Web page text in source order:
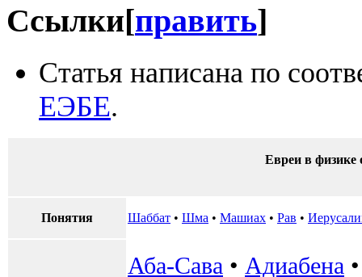
Ссылки[править]
Статья написана по
ЕЭБЕ.
Евреи в физике
Понятия Шаббат • Шма • Машиах • Рав •
Аба-Сава • Адиабена